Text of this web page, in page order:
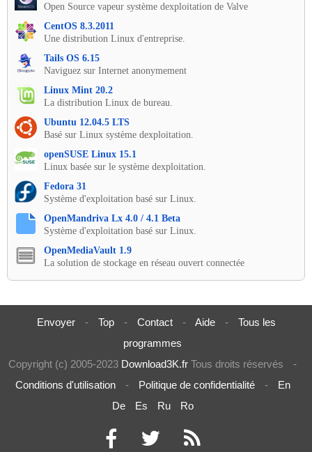
Open Source vapeur système dexploitation de Valve
CentOS 8.3.2011
Une distribution Linux d'entreprise.
Tails OS 6.15
Naviguez sur Internet anonymement
Linux Mint 20.2
La distribution Linux de bureau.
Ubuntu 12.04.5 LTS
Basé sur Linux système dexploitation.
openSUSE Linux 15.1
Linux basée sur le système dexploitation.
Fedora 31
Système d'exploitation basé sur Linux.
OpenMandriva Lx 4.0 / 4.1 Beta
Système d'exploitation basé sur Linux.
OpenMediaVault 1.9
La solution de stockage en réseau ouvert connectée
Envoyer - Top - Contact - Aide -
Tous les
programmes
Copyright (c) 2005-2023 Download3K.fr Tous droits réservés
-
Conditions d'utilisation
- Politique de confidentialité -
En
De
Es Ru Ro